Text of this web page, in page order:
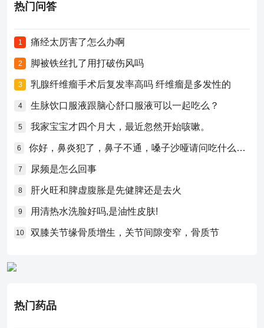
热门问答
1 痛经太厉害了怎么办啊
2 脚被铁丝扎了用打破伤风吗
3 乳腺纤维瘤手术后复发率高吗 纤维瘤是多发性的
4 生脉饮口服液跟脑心舒口服液可以一起吃么？
5 我家宝宝才四个月大，最近忽然开始咳嗽。
6 你好，鼻炎犯了，鼻子不通，嗓子沙哑请问吃什么药比较好？
7 尿频是怎么回事
8 肝火旺和脾虚腹胀是先健脾还是去火
9 用清热水洗脸好吗,是油性皮肤!
10 双膝关节缘骨质增生，关节间隙变窄，骨质节
热门药品